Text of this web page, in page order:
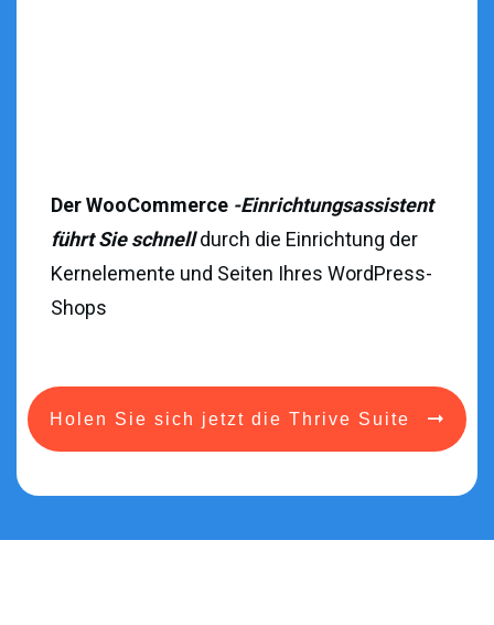
Der WooCommerce -Einrichtungsassistent
führt Sie schnelldurch die Einrichtung der
Kernelemente und Seiten Ihres WordPress-
Shops
Holen Sie sich jetzt die Thrive Suite